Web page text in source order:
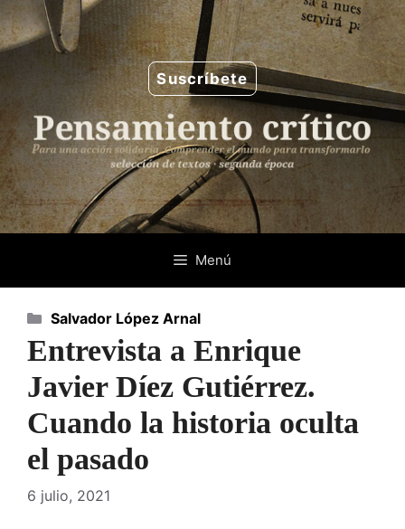
Saltar
al
contenido
Suscríbete
Menú
Entrevista a Enrique
Javier Díez Gutiérrez.
Cuando la historia oculta
el pasado
6 julio, 2021
Categorías
Salvador López Arnal